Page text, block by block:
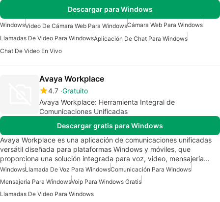
Descargar para Windows
WindowsVideo De Cámara Web Para WindowsCámara Web Para Windows
Llamadas De Video Para WindowsAplicación De Chat Para Windows
Chat De Video En Vivo
Avaya Workplace
4.7 Gratuito
Avaya Workplace: Herramienta Integral de
Comunicaciones Unificadas
Descargar gratis para Windows
Avaya Workplace es una aplicación de comunicaciones unificadas
versátil diseñada para plataformas Windows y móviles, que
proporciona una solución integrada para voz, video, mensajería…
WindowsLlamada De Voz Para WindowsComunicación Para Windows
Mensajería Para WindowsVoip Para Windows Gratis
Llamadas De Video Para Windows